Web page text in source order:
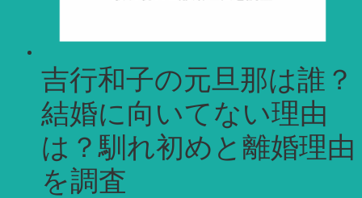
吉行和子の元旦那は誰？
結婚に向いてない理由
は？馴れ初めと離婚理由
を調査